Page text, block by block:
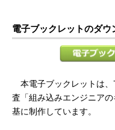
電子ブックレットのダ
本電子ブックレットは
査「組み込みエンジニア
基に制作しています。